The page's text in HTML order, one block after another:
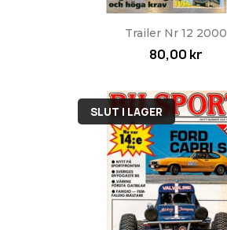
Trailer Nr 12 2000
80,00 kr
SLUT I LAGER